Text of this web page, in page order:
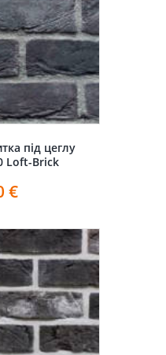
під цеглу
Loft-Brick
€